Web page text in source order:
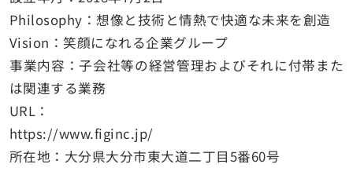
Philosophy：想像と技術と情熱で快適な未来を創造
Vision：笑顔になれる企業グループ
事業内容：子会社等の経営管理およびそれに付帯また
は関連する業務
URL：
https://www.figinc.jp/
所在地：大分県大分市東大道二丁目5番60号